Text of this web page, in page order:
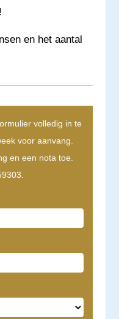
en het aantal
volledig in te
voor aanvang.
en een nota toe.